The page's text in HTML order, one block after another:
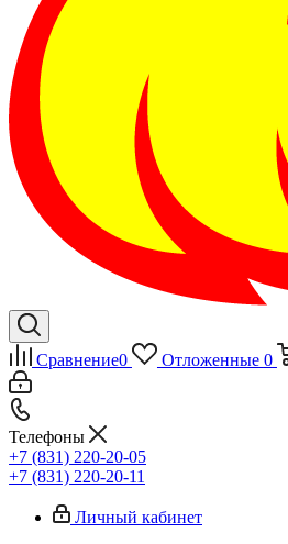
Сравнение0 Отложенные 0
Телефоны
+7 (831) 220-20-05
+7 (831) 220-20-11
Личный кабинет